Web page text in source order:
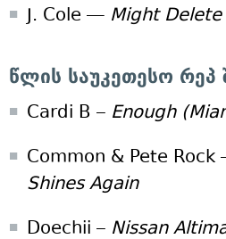
J. Cole — Might
წლის საუკეთესო რეპ
Cardi B – Enough
Common & Pete Rock
Shines Again
Doechii – Nissan